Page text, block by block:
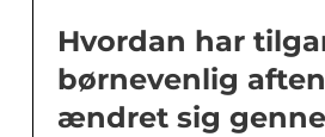
Hvordan har
børnevenlig
ændret sig